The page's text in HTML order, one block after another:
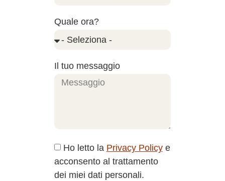
Quale ora?
Il tuo messaggio
Ho letto la Privacy Policye
acconsento al trattamento
dei miei dati personali.